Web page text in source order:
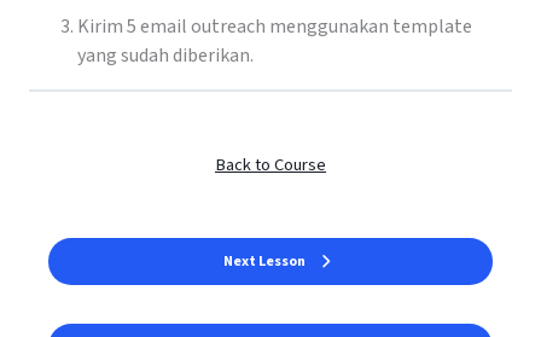
Kirim 5 email outreach menggunakan template
yang sudah diberikan.
Back to Course
Next Lesson